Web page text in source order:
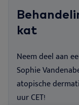
kat
Neem deel aan
Sophie
atopische
uur CET!